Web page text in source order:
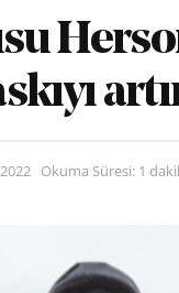
Okuma Süresi: 1